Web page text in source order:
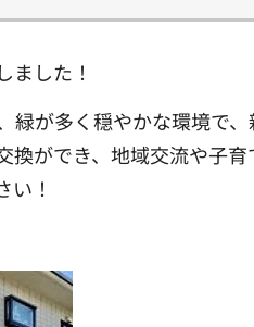
ました！
緑が多く穏やかな環境で
換ができ、地域交流や子
い！